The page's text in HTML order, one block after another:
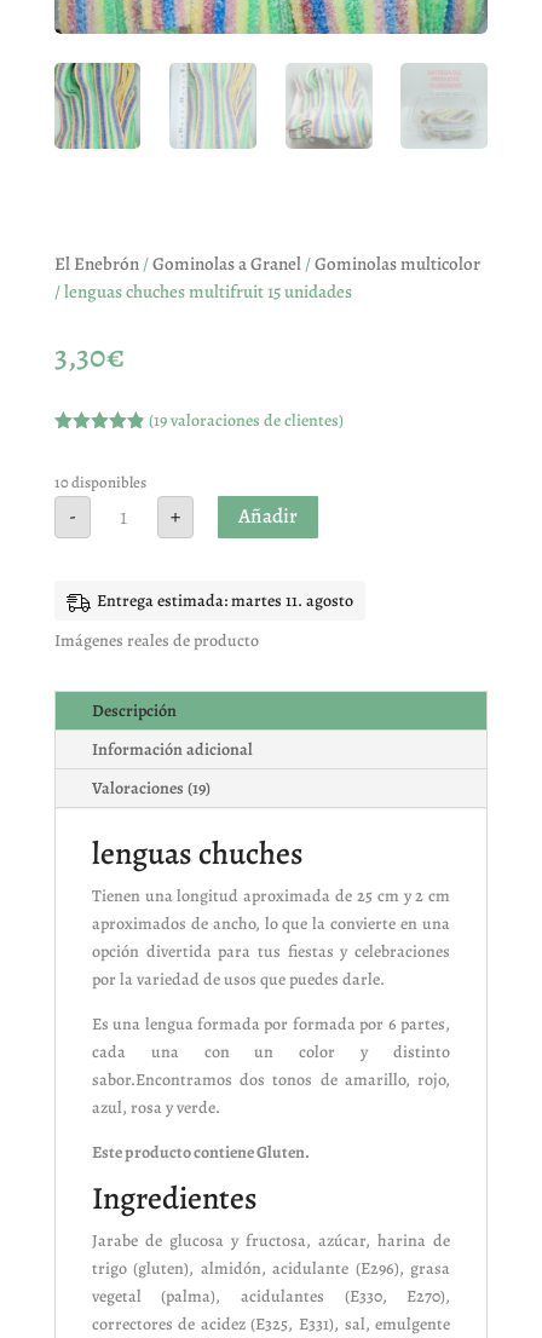
El Enebrón/Gominolas a Granel/Gominolas multicolor
/ lenguas chuches multifruit 15 unidades
3,30€
5 en base
a
valoracione
(19valoraciones de clientes)
10 disponibles
- chuches
multifruit
+ Añadir
Entrega estimada: martes 11. agosto
Imágenes reales de producto
Descripción
Información adicional
Valoraciones (19)
lenguas chuches
Tienen una longitud aproximada de 25 cm y 2 cm
aproximados de ancho, lo que la convierte en una
opción divertida para tus fiestas y celebraciones
por la variedad de usos que puedes darle.
Es una lengua formada por formada por 6 partes,
cada una con un color y distinto
sabor.Encontramos dos tonos de amarillo, rojo,
azul, rosa y verde.
Este producto contiene Gluten.
Ingredientes
Jarabe de glucosa y fructosa, azúcar, harina de
trigo (gluten), almidón, acidulante (E296), grasa
vegetal (palma), acidulantes (E330, E270),
correctores de acidez (E325, E331), sal, emulgente